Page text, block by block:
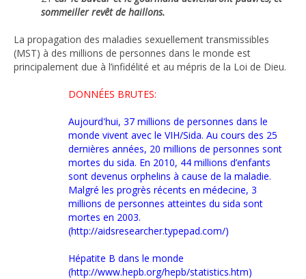
sommeiller revêt de haillons.
La propagation des maladies sexuellement transmissibles
(MST) à des millions de personnes dans le monde est
principalement due à l’infidélité et au mépris de la Loi de Dieu.
DONNÉES BRUTES:
Aujourd'hui, 37 millions de personnes dans le
monde vivent avec le VIH/Sida. Au cours des 25
dernières années, 20 millions de personnes sont
mortes du sida. En 2010, 44 millions d’enfants
sont devenus orphelins à cause de la maladie.
Malgré les progrès récents en médecine, 3
millions de personnes atteintes du sida sont
mortes en 2003.
(http://aidsresearcher.typepad.com/)
Hépatite B dans le monde
(http://www.hepb.org/hepb/statistics.htm)